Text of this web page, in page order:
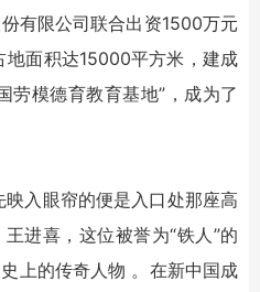
有限公司联合出资1500万元
地面积达15000平方米，建成
劳模德育教育基地”，成为了
入眼帘的便是入口处那座高
进喜，这位被誉为“铁人”的
上的传奇人物 。在新中国成